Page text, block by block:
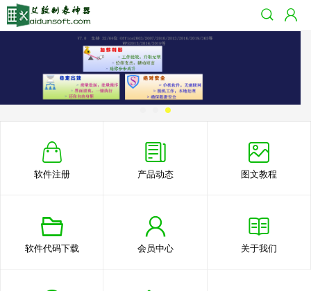
软件注册 产品动态 图文教程
软件代码下载 会员中心 关于我们